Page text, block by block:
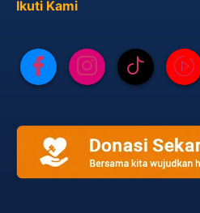
Ikuti Kami